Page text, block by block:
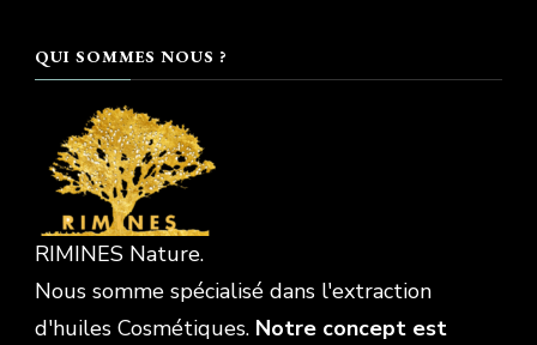
QUI SOMMES NOUS ?
RIMINES Nature.
Nous somme spécialisé dans l'extraction
d'huiles Cosmétiques. Notre concept est